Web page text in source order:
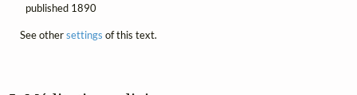
published 1890
See othersettings of this text.